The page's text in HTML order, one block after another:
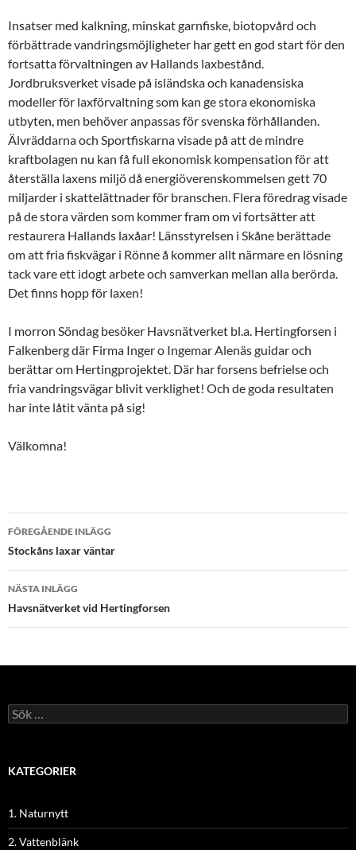
Insatser med kalkning, minskat garnfiske, biotopvård och
förbättrade vandringsmöjligheter har gett en god start för den
fortsatta förvaltningen av Hallands laxbestånd.
Jordbruksverket visade på isländska och kanadensiska
modeller för laxförvaltning som kan ge stora ekonomiska
utbyten, men behöver anpassas för svenska förhållanden.
Älvräddarna och Sportfiskarna visade på att de mindre
kraftbolagen nu kan få full ekonomisk kompensation för att
återställa laxens miljö då energiöverenskommelsen gett 70
miljarder i skattelättnader för branschen. Flera föredrag visade
på de stora värden som kommer fram om vi fortsätter att
restaurera Hallands laxåar! Länsstyrelsen i Skåne berättade
om att fria fiskvägar i Rönne å kommer allt närmare en lösning
tack vare ett idogt arbete och samverkan mellan alla berörda.
Det finns hopp för laxen!
I morron Söndag besöker Havsnätverket bl.a. Hertingforsen i
Falkenberg där Firma Inger o Ingemar Alenäs guidar och
berättar om Hertingprojektet. Där har forsens befrielse och
fria vandringsvägar blivit verklighet! Och de goda resultaten
har inte låtit vänta på sig!
Välkomna!
Inläggsnavigering
FÖREGÅENDE INLÄGG
Stockåns laxar väntar
NÄSTA INLÄGG
Havsnätverket vid Hertingforsen
Sök
efter:
KATEGORIER
1. Naturnytt
2. Vattenblänk